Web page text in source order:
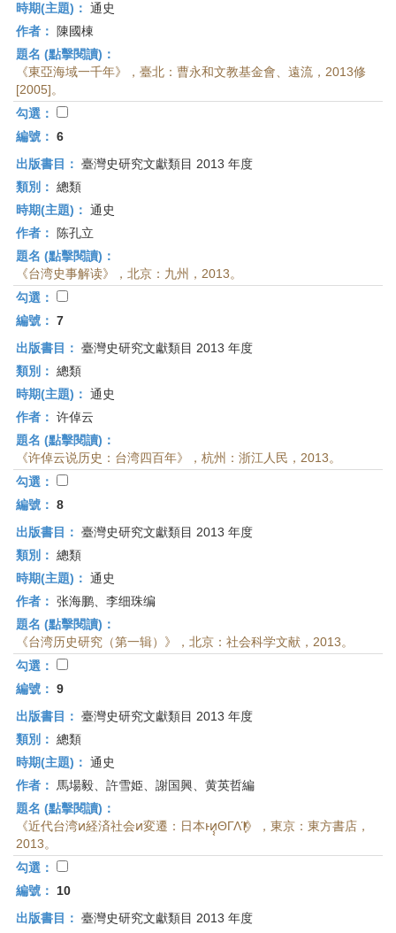
時期(主題)： 通史
作者：
陳國棟
題名 (點擊閱讀)：
《東亞海域一千年》，臺北：曹永和文教基金會、遠流，2013修
[2005]。
勾選：
編號： 6
出版書目： 臺灣史研究文獻類目 2013 年度
類別： 總類
時期(主題)： 通史
作者：
陈孔立
題名 (點擊閱讀)：
《台湾史事解读》，北京：九州，2013。
勾選：
編號： 7
出版書目： 臺灣史研究文獻類目 2013 年度
類別： 總類
時期(主題)： 通史
作者： 许倬云
題名 (點擊閱讀)：
《许倬云说历史：台湾四百年》，杭州：浙江人民，2013。
勾選：
編號： 8
出版書目： 臺灣史研究文獻類目 2013 年度
類別： 總類
時期(主題)： 通史
作者： 张海鹏、李细珠编
題名 (點擊閱讀)：
《台湾历史研究（第一辑）》，北京：社会科学文献，2013。
勾選：
編號： 9
出版書目： 臺灣史研究文獻類目 2013 年度
類別： 總類
時期(主題)： 通史
作者：
馬場毅、許雪姫、謝国興、黄英哲編
題名 (點擊閱讀)：
《近代台湾ͷ経済社会ͷ変遷：日本ͱͷ͔͔ΘΓΛΊ͙ͬͯ》，東京：東方書店，
2013。
勾選：
編號：
10
出版書目： 臺灣史研究文獻類目 2013 年度